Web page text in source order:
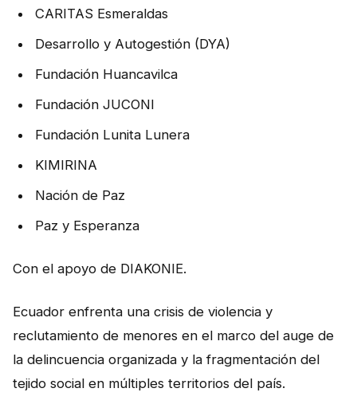
CONTACTO
English
CARITAS Esmeraldas
Desarrollo y Autogestión (DYA)
Fundación Huancavilca
Fundación JUCONI
Fundación Lunita Lunera
KIMIRINA
Nación de Paz
Paz y Esperanza
Con el apoyo de DIAKONIE.
Ecuador enfrenta una crisis de violencia y
reclutamiento de menores en el marco del auge de
la delincuencia organizada y la fragmentación del
tejido social en múltiples territorios del país.